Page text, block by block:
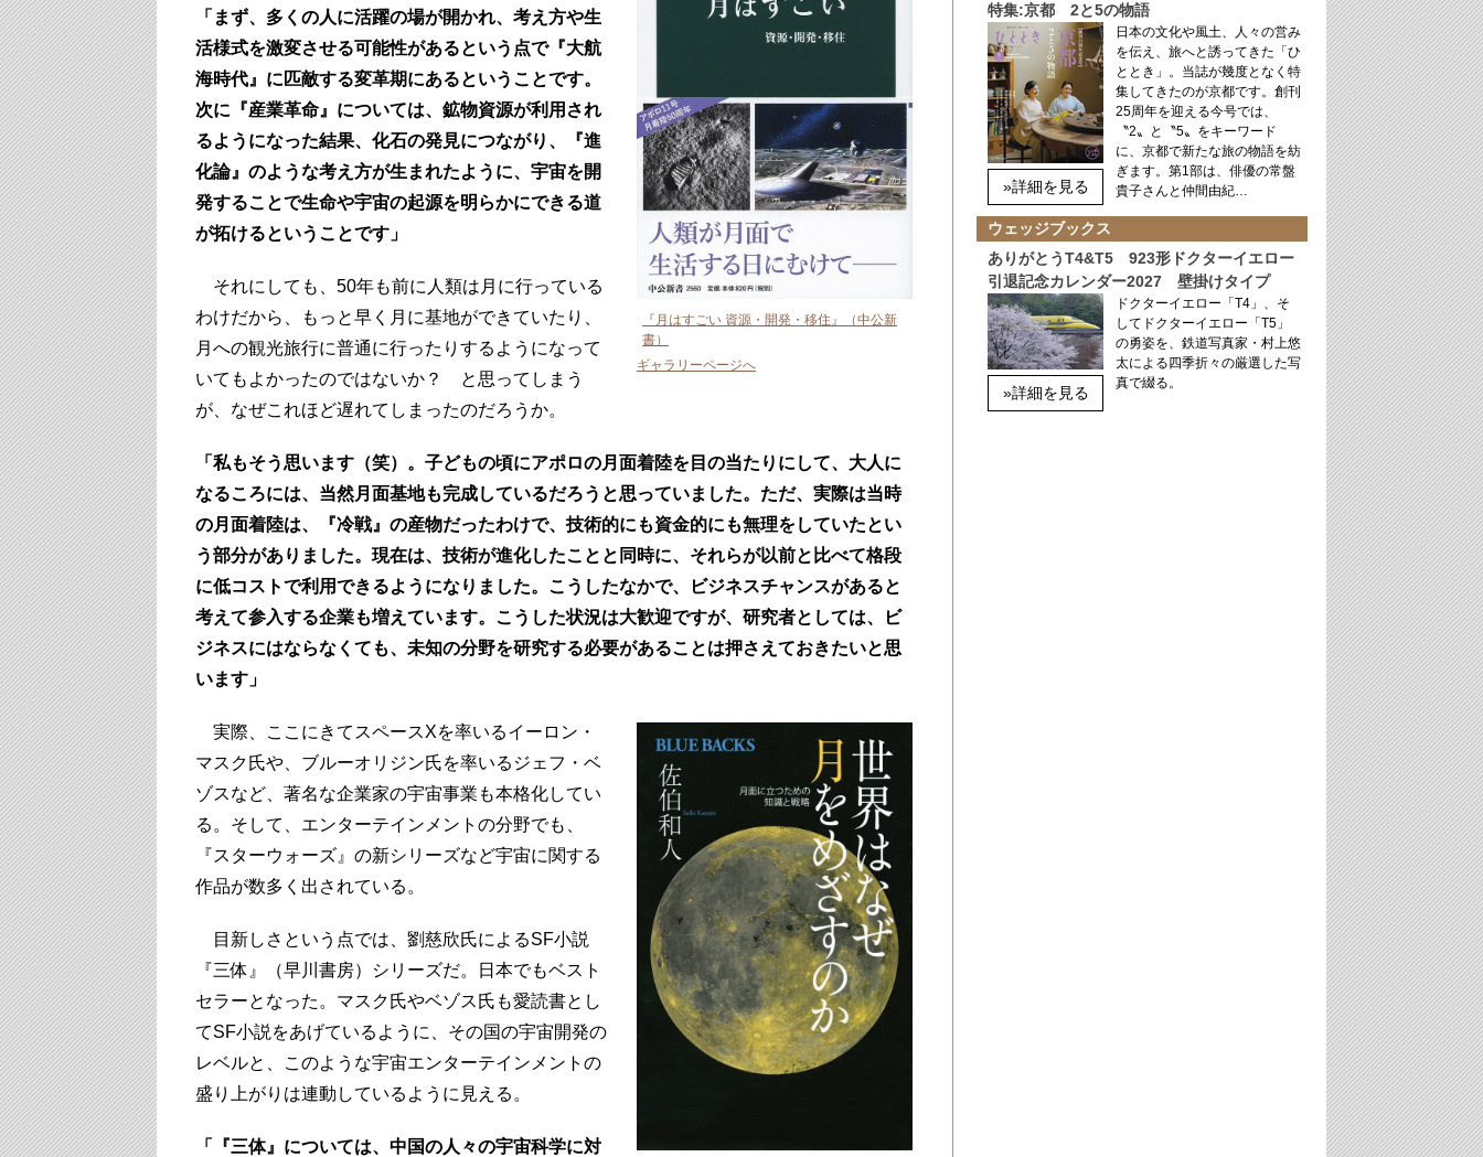
『月はすごい 資源・開発・移住』（中公新
書）
ギャラリーページへ
「まず、多くの人に活躍の場が開かれ、考え方や生
活様式を激変させる可能性があるという点で『大航
海時代』に匹敵する変革期にあるということです。
次に『産業革命』については、鉱物資源が利用され
るようになった結果、化石の発見につながり、『進
化論』のような考え方が生まれたように、宇宙を開
発することで生命や宇宙の起源を明らかにできる道
が拓けるということです」
それにしても、50年も前に人類は月に行っている
わけだから、もっと早く月に基地ができていたり、
月への観光旅行に普通に行ったりするようになって
いてもよかったのではないか？ と思ってしまう
が、なぜこれほど遅れてしまったのだろうか。
「私もそう思います（笑）。子どもの頃にアポロの月面着陸を目の当たりにして、大人に
なるころには、当然月面基地も完成しているだろうと思っていました。ただ、実際は当時
の月面着陸は、『冷戦』の産物だったわけで、技術的にも資金的にも無理をしていたとい
う部分がありました。現在は、技術が進化したことと同時に、それらが以前と比べて格段
に低コストで利用できるようになりました。こうしたなかで、ビジネスチャンスがあると
考えて参入する企業も増えています。こうした状況は大歓迎ですが、研究者としては、ビ
ジネスにはならなくても、未知の分野を研究する必要があることは押さえておきたいと思
います」
実際、ここにきてスペースXを率いるイーロン・
マスク氏や、ブルーオリジン氏を率いるジェフ・ベ
ゾスなど、著名な企業家の宇宙事業も本格化してい
る。そして、エンターテインメントの分野でも、
『スターウォーズ』の新シリーズなど宇宙に関する
作品が数多く出されている。
目新しさという点では、劉慈欣氏によるSF小説
『三体』（早川書房）シリーズだ。日本でもベスト
セラーとなった。マスク氏やベゾス氏も愛読書とし
てSF小説をあげているように、その国の宇宙開発の
レベルと、このような宇宙エンターテインメントの
盛り上がりは連動しているように見える。
「『三体』については、中国の人々の宇宙科学に対
特集:京都 2と5の物語
»詳細を見る
日本の文化や風土、人々の営み
を伝え、旅へと誘ってきた「ひ
ととき」。当誌が幾度となく特
集してきたのが京都です。創刊
25周年を迎える今号では、
〝2〟と〝5〟をキーワード
に、京都で新たな旅の物語を紡
ぎます。第1部は、俳優の常盤
貴子さんと仲間由紀…
ウェッジブックス
ありがとうT4&T5 923形ドクターイエロー
引退記念カレンダー2027 壁掛けタイプ
»詳細を見る
ドクターイエロー「T4」、そ
してドクターイエロー「T5」
の勇姿を、鉄道写真家・村上悠
太による四季折々の厳選した写
真で綴る。